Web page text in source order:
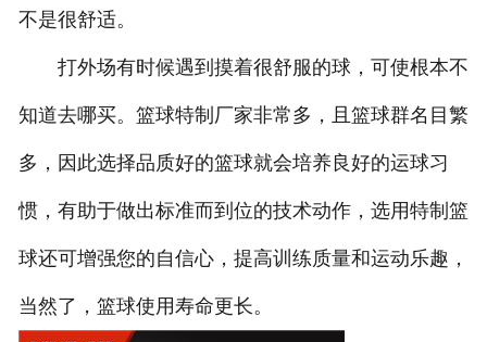
不是很舒适。
打外场有时候遇到摸着很舒服的球，可使根本不
知道去哪买。篮球特制厂家非常多，且篮球群名目繁
多，因此选择品质好的篮球就会培养良好的运球习
惯，有助于做出标准而到位的技术动作，选用特制篮
球还可增强您的自信心，提高训练质量和运动乐趣，
当然了，篮球使用寿命更长。